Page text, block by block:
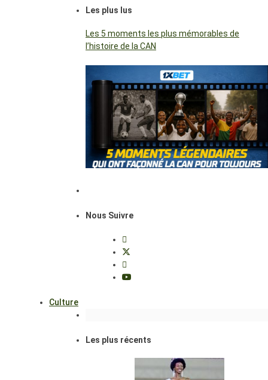
Les plus lus
Les 5 moments les plus mémorables de
l’histoire de la CAN
Nous Suivre
Culture
Les plus récents